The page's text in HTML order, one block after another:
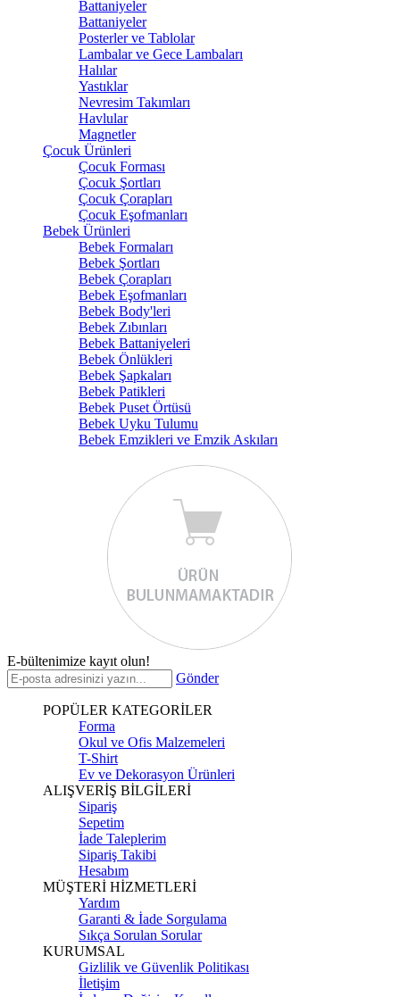
Battaniyeler
Battaniyeler
Posterler ve Tablolar
Lambalar ve Gece Lambaları
Halılar
Yastıklar
Nevresim Takımları
Havlular
Magnetler
Çocuk Ürünleri
Çocuk Forması
Çocuk Şortları
Çocuk Çorapları
Çocuk Eşofmanları
Bebek Ürünleri
Bebek Formaları
Bebek Şortları
Bebek Çorapları
Bebek Eşofmanları
Bebek Body'leri
Bebek Zıbınları
Bebek Battaniyeleri
Bebek Önlükleri
Bebek Şapkaları
Bebek Patikleri
Bebek Puset Örtüsü
Bebek Uyku Tulumu
Bebek Emzikleri ve Emzik Askıları
E-bültenimize kayıt olun!
Gönder
POPÜLER KATEGORİLER
Forma
Okul ve Ofis Malzemeleri
T-Shirt
Ev ve Dekorasyon Ürünleri
ALIŞVERİŞ BİLGİLERİ
Sipariş
Sepetim
İade Taleplerim
Sipariş Takibi
Hesabım
MÜŞTERİ HİZMETLERİ
Yardım
Garanti & İade Sorgulama
Sıkça Sorulan Sorular
KURUMSAL
Gizlilik ve Güvenlik Politikası
İletişim